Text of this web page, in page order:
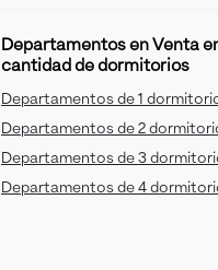
Departamentos en Venta
cantidad de dormitorios
Departamentos de 1
Departamentos de 2
Departamentos de 3
Departamentos de 4